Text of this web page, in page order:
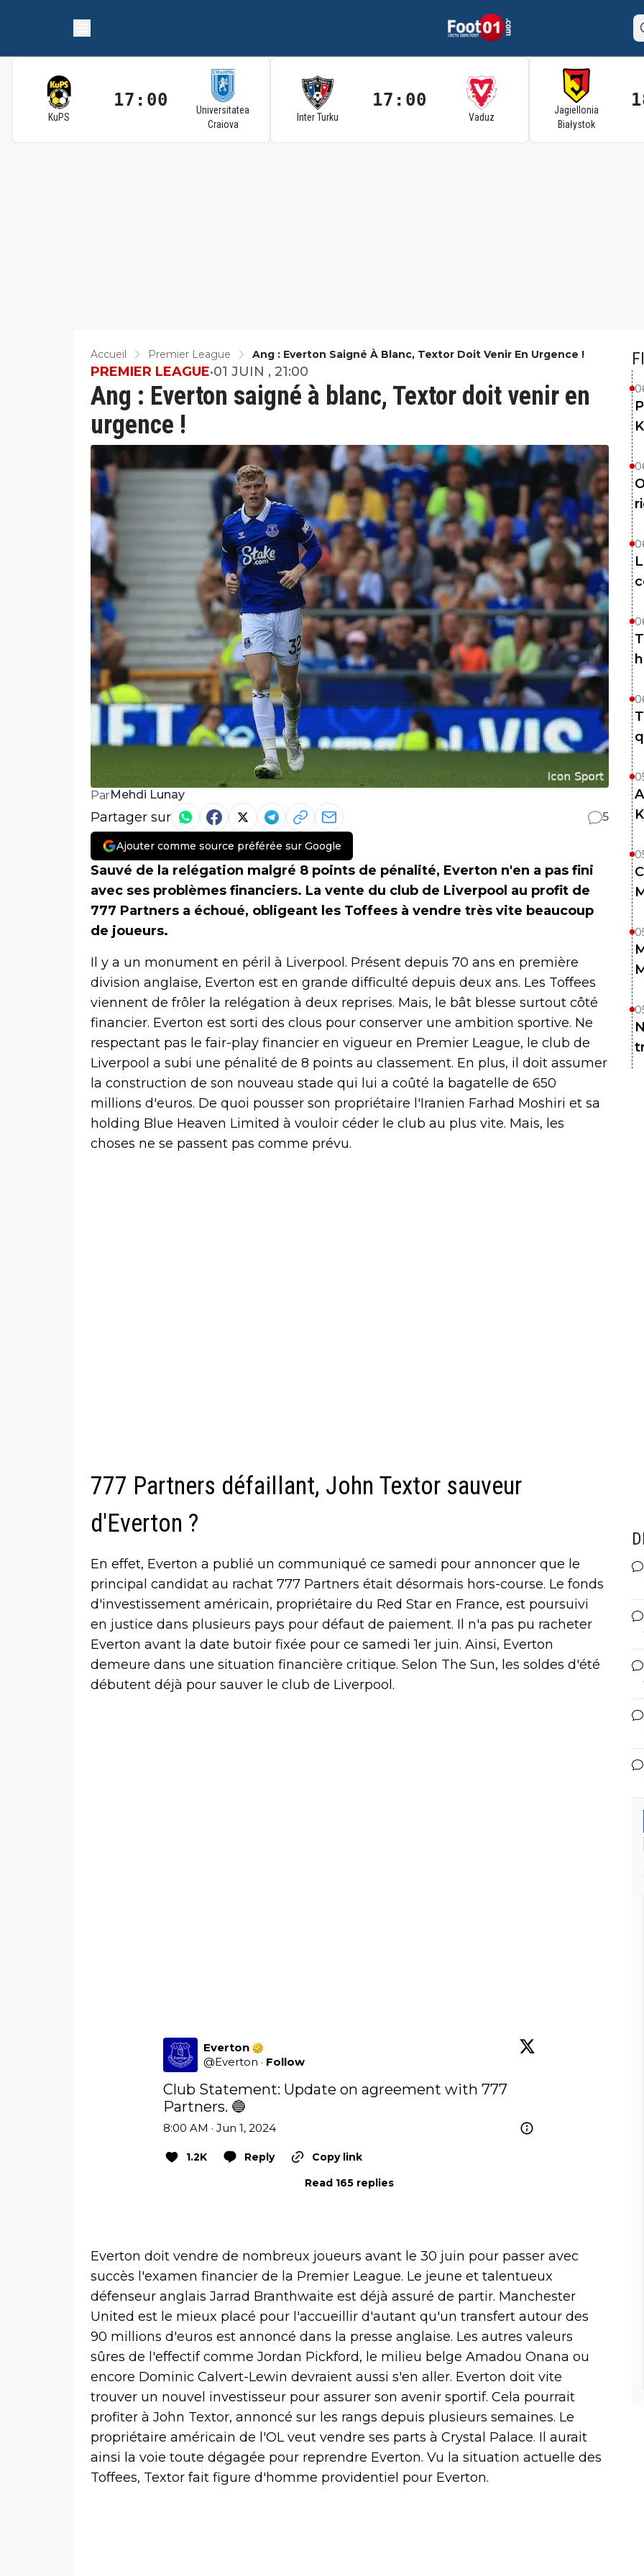
KuPS
17:00
Universitatea
Craiova
Inter Turku
17:00
Vaduz
Jagiellonia
Białystok
Accueil Premier League Ang : Everton Saigné À Blanc, Textor Doit Venir En Urgence !
Ang : Everton saigné à blanc, Textor doit venir en
urgence !
PREMIER LEAGUE•01 JUIN , 21:00
Par Mehdi Lunay
Partager sur 5
Ajouter comme source préférée sur Google
Sauvé de la relégation malgré 8 points de pénalité, Everton n'en a pas fini
avec ses problèmes financiers. La vente du club de Liverpool au profit de
777 Partners a échoué, obligeant les Toffees à vendre très vite beaucoup
de joueurs.
Il y a un monument en péril à Liverpool. Présent depuis 70 ans en première
division anglaise, Everton est en grande difficulté depuis deux ans. Les Toffees
viennent de frôler la relégation à deux reprises. Mais, le bât blesse surtout côté
financier. Everton est sorti des clous pour conserver une ambition sportive. Ne
respectant pas le fair-play financier en vigueur en Premier League, le club de
Liverpool a subi une pénalité de 8 points au classement. En plus, il doit assumer
la construction de son nouveau stade qui lui a coûté la bagatelle de 650
millions d'euros. De quoi pousser son propriétaire l'Iranien Farhad Moshiri et sa
holding Blue Heaven Limited à vouloir céder le club au plus vite. Mais, les
choses ne se passent pas comme prévu.
777 Partners défaillant, John Textor sauveur
d'Everton ?
En effet, Everton a publié un communiqué ce samedi pour annoncer que le
principal candidat au rachat 777 Partners était désormais hors-course. Le fonds
d'investissement américain, propriétaire du Red Star en France, est poursuivi
en justice dans plusieurs pays pour défaut de paiement. Il n'a pas pu racheter
Everton avant la date butoir fixée pour ce samedi 1er juin. Ainsi, Everton
demeure dans une situation financière critique. Selon The Sun, les soldes d'été
débutent déjà pour sauver le club de Liverpool.
Everton
@Everton · Follow
Club Statement: Update on agreement with 777
Partners. 🔵
8:00 AM · Jun 1, 2024
1.2K Reply
Copy link
Read 165 replies
Everton doit vendre de nombreux joueurs avant le 30 juin pour passer avec
succès l'examen financier de la Premier League. Le jeune et talentueux
défenseur anglais Jarrad Branthwaite est déjà assuré de partir. Manchester
United est le mieux placé pour l'accueillir d'autant qu'un transfert autour des
90 millions d'euros est annoncé dans la presse anglaise. Les autres valeurs
sûres de l'effectif comme Jordan Pickford, le milieu belge Amadou Onana ou
encore Dominic Calvert-Lewin devraient aussi s'en aller. Everton doit vite
trouver un nouvel investisseur pour assurer son avenir sportif. Cela pourrait
profiter à John Textor, annoncé sur les rangs depuis plusieurs semaines. Le
propriétaire américain de l'OL veut vendre ses parts à Crystal Palace. Il aurait
ainsi la voie toute dégagée pour reprendre Everton. Vu la situation actuelle des
Toffees, Textor fait figure d'homme providentiel pour Everton.